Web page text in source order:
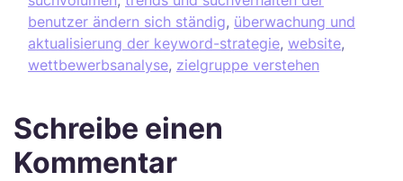
benutzer ändern sich ständig, überwachung und
aktualisierung der keyword-strategie, website,
wettbewerbsanalyse, zielgruppe verstehen
Schreibe einen
Kommentar